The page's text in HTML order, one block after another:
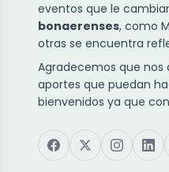
eventos que le
bonaerenses, como
otras se encuentra
Agradecemos que nos
aportes que puedan
bienvenidos ya que